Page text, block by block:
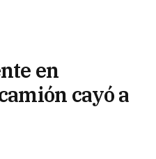
en
cayó a